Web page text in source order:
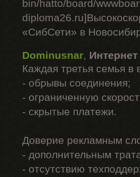
bin/hatto/board/
«СибСети» в
Dominusnar,
Каждая третья семья
- обрывы соединения;
- ограниченную
- скрытые платежи.
Доверие рекламным
- дополнительным
- отсутствию